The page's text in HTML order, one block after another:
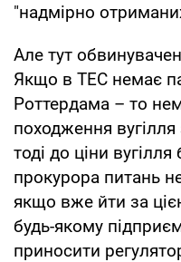
"надмірно
Але тут
Якщо в ТЕС немає
Роттердама – то
походження
тоді до ціни
прокурора питань
якщо вже йти за
будь-якому
приносити